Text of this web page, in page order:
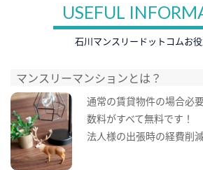
USEFUL
石川マンスリードットコムお
マンスリーマンションとは？
通常の賃貸物件の場合必
数料がすべて無料です！
法人様の出張時の経費削